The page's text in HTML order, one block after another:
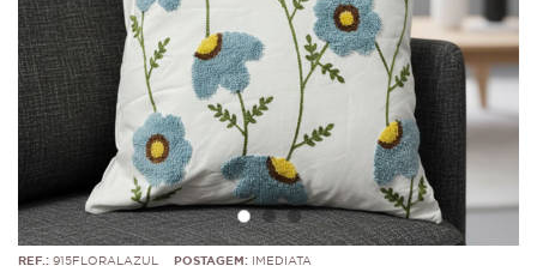
REF.: 915FLORALAZUL POSTAGEM: IMEDIATA